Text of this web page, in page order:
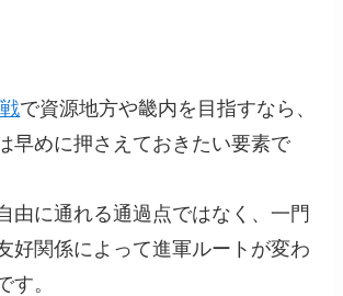
で資源地方や畿内を目指すなら、
早めに押さえておきたい要素で
由に通れる通過点ではなく、一門
好関係によって進軍ルートが変わ
す。